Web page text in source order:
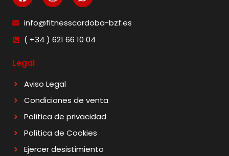
info@fitnesscordoba-bzf.es
( +34 ) 621 66 10 04
Legal
Aviso Legal
Condiciones de venta
Política de privacidad
Política de Cookies
Ejercer desistimiento